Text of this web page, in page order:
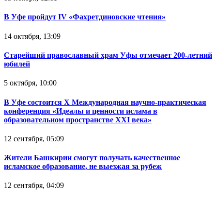
В Уфе пройдут IV «Фахретдиновские чтения»
14 октября, 13:09
Старейший православный храм Уфы отмечает 200-летний
юбилей
5 октября, 10:00
В Уфе состоится Х Международная научно-практическая
конференция «Идеалы и ценности ислама в
образовательном пространстве XXI века»
12 сентября, 05:09
Жители Башкирии смогут получать качественное
исламское образование, не выезжая за рубеж
12 сентября, 04:09